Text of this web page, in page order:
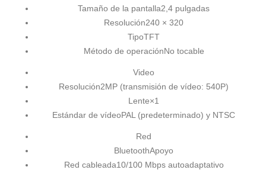
Tamaño de la pantalla2,4 pulgadas
Resolución240 × 320
TipoTFT
Método de operaciónNo tocable
Video
Resolución2MP (transmisión de vídeo: 540P)
Lente×1
Estándar de vídeoPAL (predeterminado) y NTSC
Red
BluetoothApoyo
Red cableada10/100 Mbps autoadaptativo